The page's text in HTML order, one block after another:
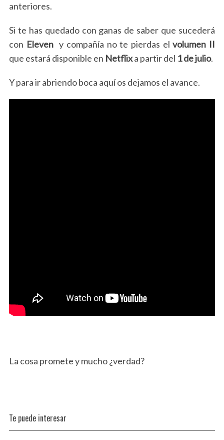
anteriores.
Si te has quedado con ganas de saber que sucederá
con Eleven y compañía no te pierdas elvolumen II
que estará disponible en Netflixa partir del 1 de julio.
Y para ir abriendo boca aquí os dejamos el avance.
La cosa promete y mucho ¿verdad?
Te puede interesar